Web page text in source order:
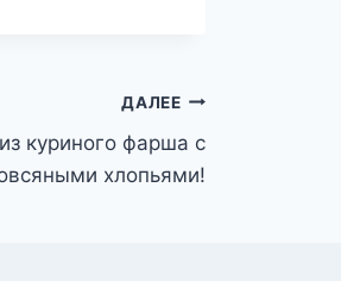
ДАЛЕЕ
куриного фарша с
хлопьями!